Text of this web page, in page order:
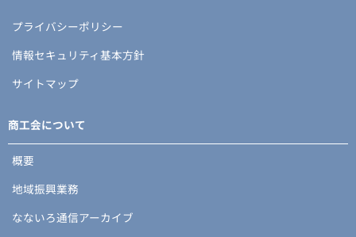
プライバシーポリシー
情報セキュリティ基本方針
サイトマップ
商工会について
概要
地域振興業務
なないろ通信アーカイブ